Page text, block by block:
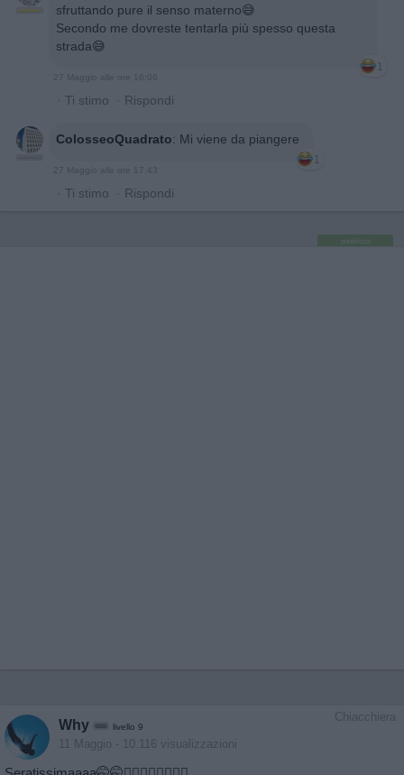
sfruttando pure il senso materno😅
Secondo me dovreste tentarla più spesso questa
strada😅
1
27 Maggio alle ore 16:06
· Ti stimo · Rispondi
ColosseoQuadrato: Mi viene da piangere
1
27 Maggio alle ore 17:43
· Ti stimo · Rispondi
pubblicità
Chiacchiera
Why livello 9
11 Maggio - 10.116 visualizzazioni